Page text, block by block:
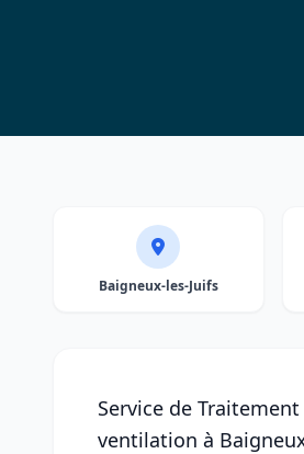
Baigneux-les-Juifs
Service de
ventilation à